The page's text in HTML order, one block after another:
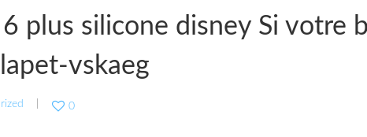
plus silicone disney Si votre
vskaeg
0